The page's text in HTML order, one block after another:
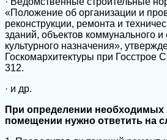
«Положение об организации и
реконструкции, ремонта и
зданий, объектов коммунального и
культурного назначения»,
Госкомархитектуры при Госстрое
312.
· и др.
При определении необходимых
помещении нужно ответить на